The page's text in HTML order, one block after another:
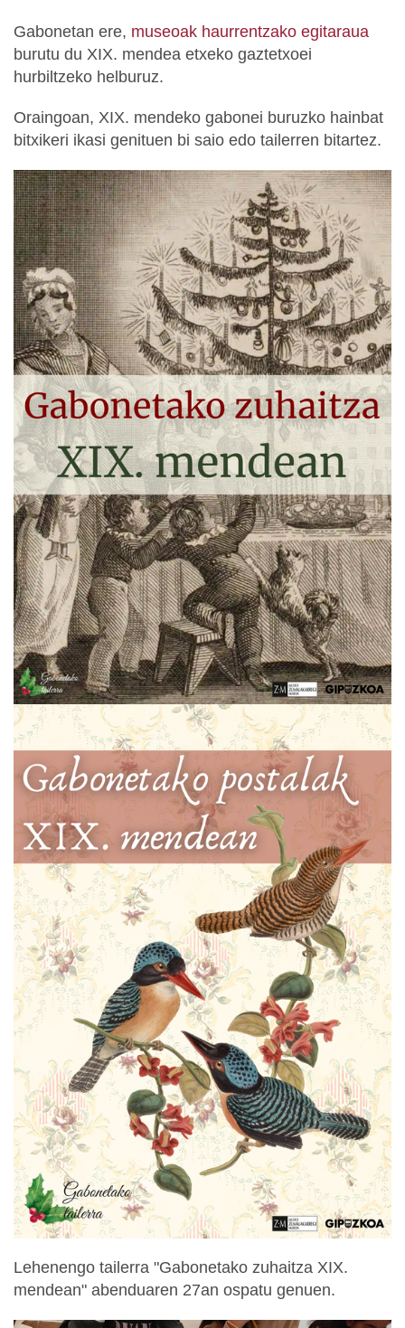
Gabonetan ere, museoak haurrentzako egitaraua
burutu du XIX. mendea etxeko gaztetxoei
hurbiltzeko helburuz.
Oraingoan, XIX. mendeko gabonei buruzko hainbat
bitxikeri ikasi genituen bi saio edo tailerren bitartez.
Lehenengo tailerra "Gabonetako zuhaitza XIX.
mendean" abenduaren 27an ospatu genuen.